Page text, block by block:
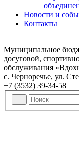
Новости и
Контакты
Муниципальное
досуговой,
обслуживания
с. Черноречье, ул.
+7 (3532) 39-34-58